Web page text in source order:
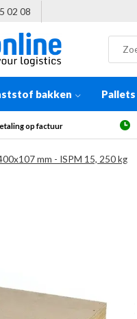
02 08
bakken Pallets
na ontvangst
mm - ISPM 15, 250 kg